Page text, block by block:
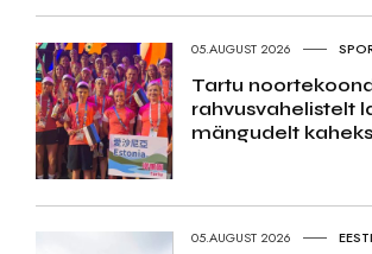
05.AUGUST 2026
Tartu
rahvusvahelistelt
mängudelt
05.AUGUST 2026